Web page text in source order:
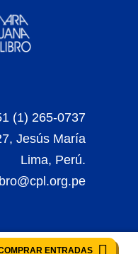
ENTRADAS
(1) 265-0737
Jesús María
Lima, Perú.